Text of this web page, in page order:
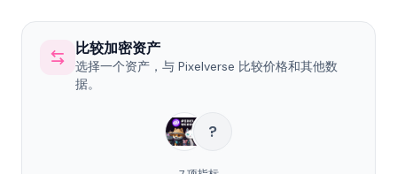
比较加密资产
选择一个资产，与 Pixelverse 比较价格和其他数
据。
?